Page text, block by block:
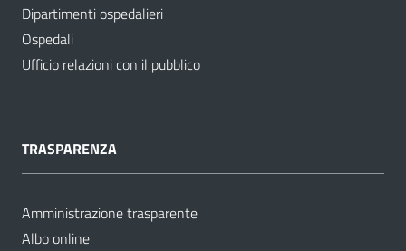
Dipartimenti ospedalieri
Ospedali
Ufficio relazioni con il pubblico
TRASPARENZA
Amministrazione trasparente
Albo online